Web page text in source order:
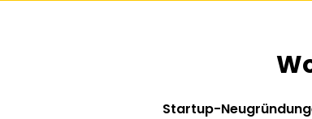
Startup-